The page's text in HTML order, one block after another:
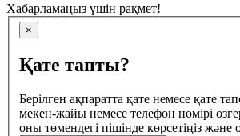
Хабарламаңыз үшін рақмет!
×
Қате тапты?
Берілген ақпаратта қате немесе қате
мекен-жайы немесе телефон нөмірі
оны төмендегі пішінде көрсетіңіз және